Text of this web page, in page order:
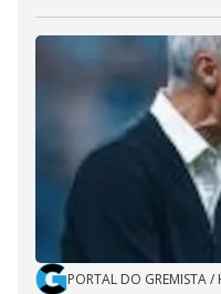
PORTAL DO GREMISTA/